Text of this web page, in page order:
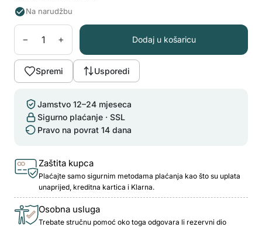
Na narudžbu
− + Dodaj u košaricu
Spremi Usporedi
Jamstvo 12–24 mjeseca
Sigurno plaćanje · SSL
Pravo na povrat 14 dana
Zaštita kupca
Plaćajte samo sigurnim metodama plaćanja kao što su uplata
unaprijed, kreditna kartica i Klarna.
Osobna usluga
Trebate stručnu pomoć oko toga odgovara li rezervni dio